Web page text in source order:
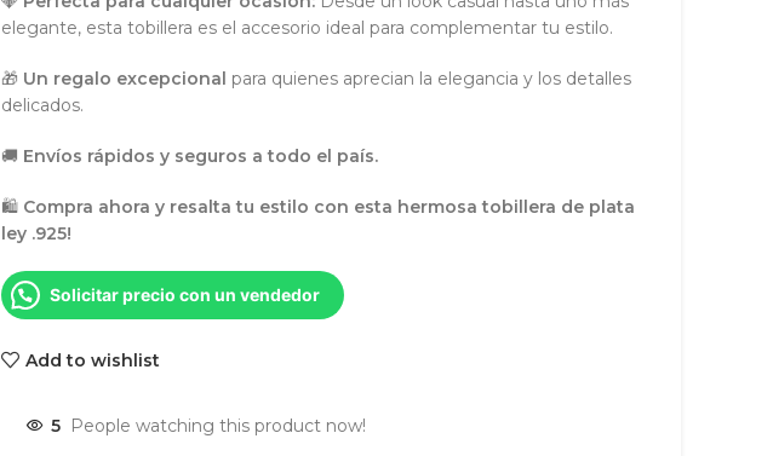
elegante, esta tobillera es el accesorio ideal para complementar tu estilo.
🎁 Un regalo excepcional para quienes aprecian la elegancia y los detalles
delicados.
🚚 Envíos rápidos y seguros a todo el país.
🛍 Compra ahora y resalta tu estilo con esta hermosa tobillera de plata
ley .925!
Solicitar precio con un vendedor
Add to wishlist
5 People watching this product now!